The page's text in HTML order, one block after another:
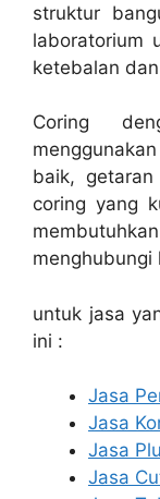
struktur
laboratorium
ketebalan
Coring
baik,
coring yang
menghubungi
untuk jasa
ini :
Jasa
Jasa
Jasa
Jasa